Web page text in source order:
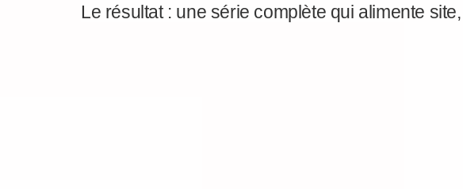
Le résultat : une série complète qui alimente